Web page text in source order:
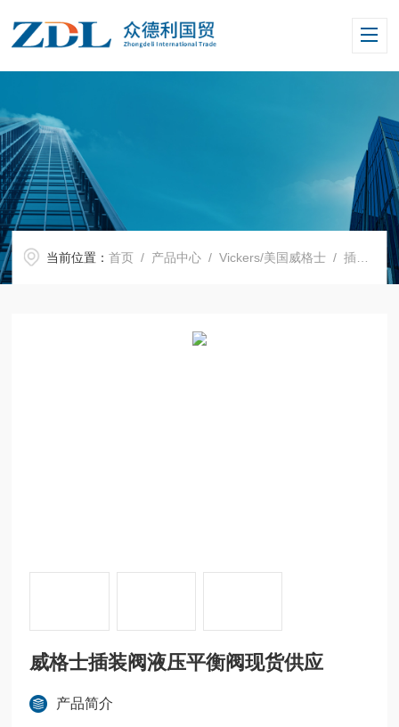
当前位置：首页 / 产品中心 /Vickers/美国威格士 /插装阀 /
威格士插装阀液压平衡阀现货供应
产品简介